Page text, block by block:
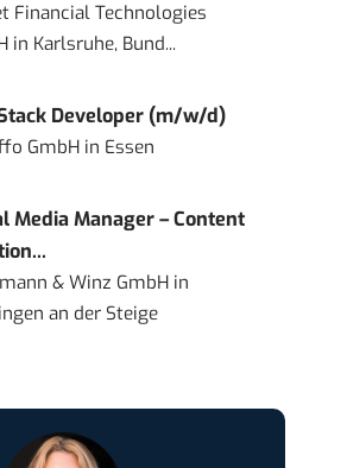
Financial Technologies
in Karlsruhe, Bund...
Developer (m/w/d)
GmbH in Essen
Media Manager – Content
& Winz GmbH in
an der Steige